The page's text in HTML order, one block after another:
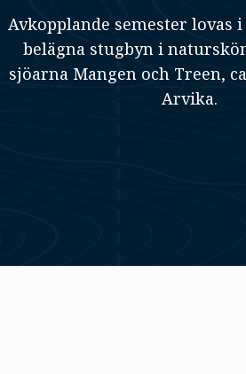
Avkopplande semester lovas
belägna stugbyn i
sjöarna Mangen och Treen,
Arvika.